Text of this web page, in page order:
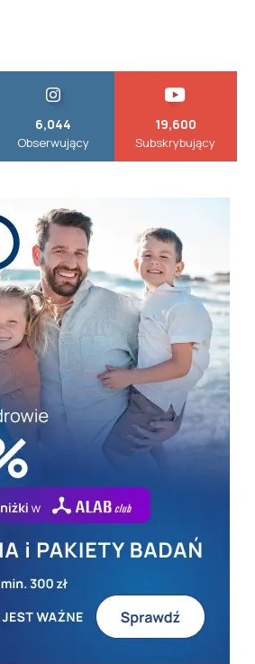
6,044
Obserwujący
19,600
Subskrybujący